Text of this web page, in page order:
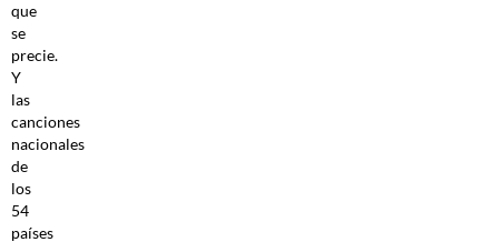
que
se
precie.
Y
las
canciones
nacionales
de
los
54
países